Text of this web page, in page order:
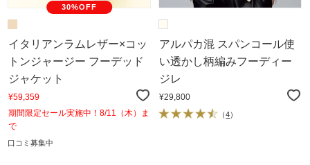
30%OFF
イタリアンラムレザー×コッ
トンジャージー フーデッド
ジャケット
¥59,359
期間限定セール実施中！8/11（木）ま
で
口コミ募集中
アルパカ混 スパンコール使
い透かし柄編みフーディー
ジレ
¥29,800
（4）